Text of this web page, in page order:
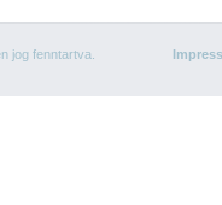
jog fenntartva.